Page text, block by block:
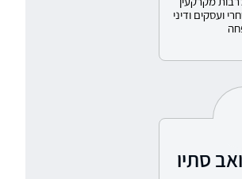
ועסקים ודיני
סתיו